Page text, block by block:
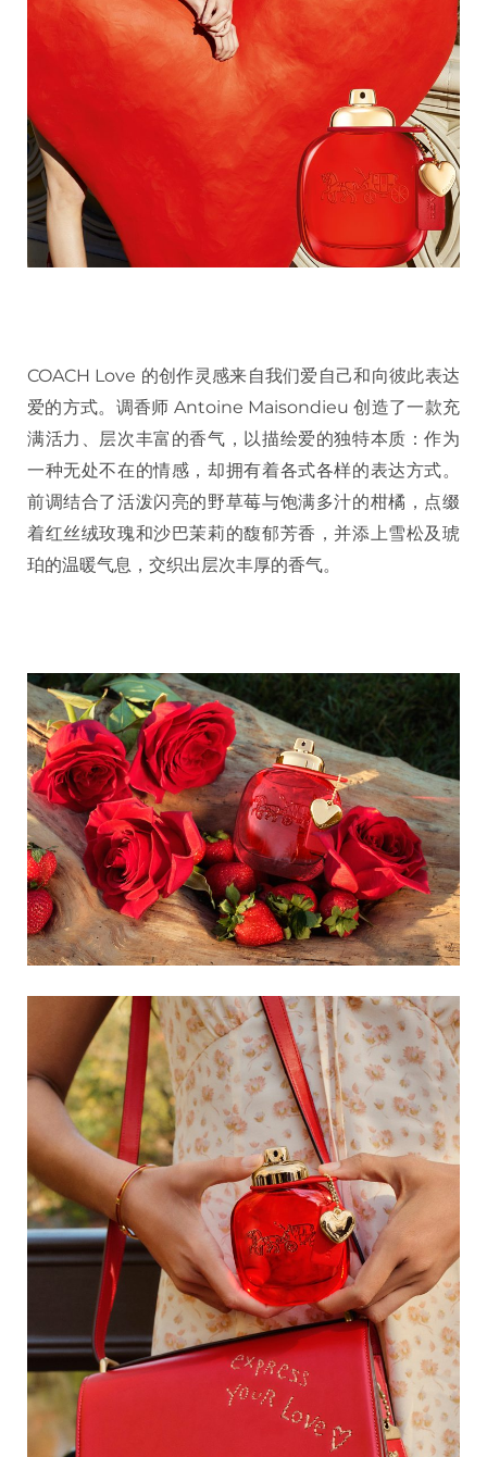
COACH Love 的创作灵感来自我们爱自己和向彼此表达
爱的方式。调香师 Antoine Maisondieu 创造了一款充
满活力、层次丰富的香气，以描绘爱的独特本质：作为
一种无处不在的情感，却拥有着各式各样的表达方式。
前调结合了活泼闪亮的野草莓与饱满多汁的柑橘，点缀
着红丝绒玫瑰和沙巴茉莉的馥郁芳香，并添上雪松及琥
珀的温暖气息，交织出层次丰厚的香气。